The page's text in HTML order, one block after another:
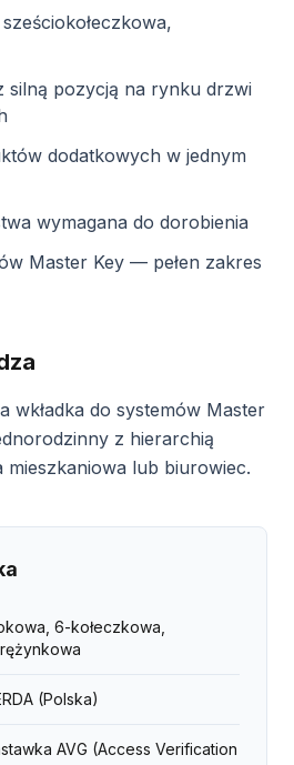
silną pozycją na rynku drzwi
dodatkowych w jednym
wymagana do dorobienia
Master Key — pełen zakres
wkładka do systemów Master
z hierarchią
lub biurowiec.
6-kołeczkowa,
(Polska)
AVG (Access Verification